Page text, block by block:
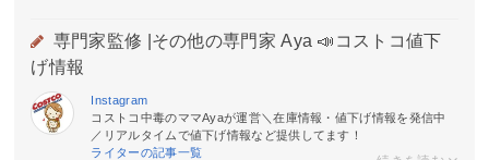
専門家監修 | その他の専門家 Aya 📣コストコ値下
げ情報
Instagram
コストコ中毒のママAyaが運営＼在庫情報・値下げ情報を発信中
／リアルタイムで値下げ情報など提供してます！
ライターの記事一覧